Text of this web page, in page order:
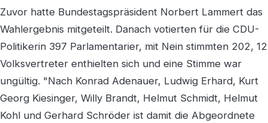
Zuvor hatte Bundestagspräsident Norbert Lammert das
Wahlergebnis mitgeteilt. Danach votierten für die CDU-
Politikerin 397 Parlamentarier, mit Nein stimmten 202, 12
Volksvertreter enthielten sich und eine Stimme war
ungültig. "Nach Konrad Adenauer, Ludwig Erhard, Kurt
Georg Kiesinger, Willy Brandt, Helmut Schmidt, Helmut
Kohl und Gerhard Schröder ist damit die Abgeordnete